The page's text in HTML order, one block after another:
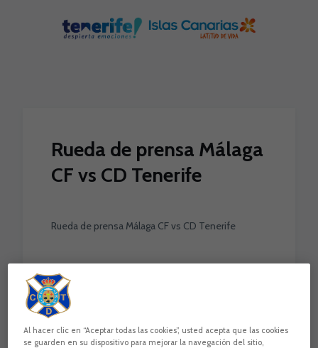
Rueda de prensa Málaga
CF vs CD Tenerife
Rueda de prensa Málaga CF vs CD Tenerife
Al hacer clic en “Aceptar todas las cookies”, usted acepta que las cookies
se guarden en su dispositivo para mejorar la navegación del sitio,